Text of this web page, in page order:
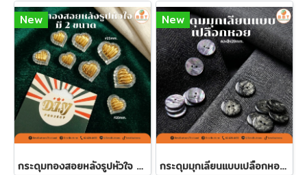
New
กระดุมทองสอยหลังรูปหัวใจ มี 2 ขนาด
New
กระดุมมุกเลียนแบบเปลือกหอย 20 มิล คละสี (60 เม็ด)